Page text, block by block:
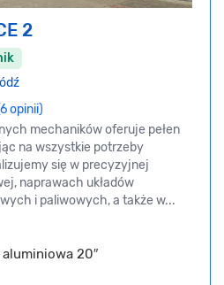
2
opinii)
mechaników oferuje pełen
na wszystkie potrzeby
się w precyzyjnej
naprawach układów
i paliwowych, a także w...
aluminiowa 20″